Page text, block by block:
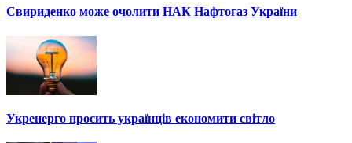
Свириденко може очолити НАК Нафтогаз України
Укренерго просить українців економити світло